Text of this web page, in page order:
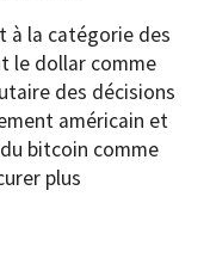
à la catégorie des
le dollar comme
des décisions
américain et
bitcoin comme
plus